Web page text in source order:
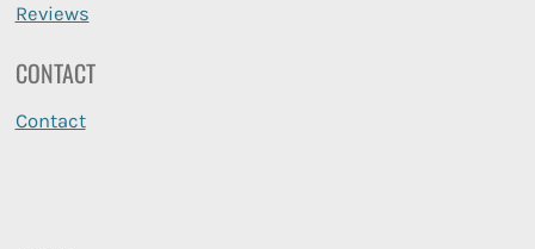
Reviews
CONTACT
Contact